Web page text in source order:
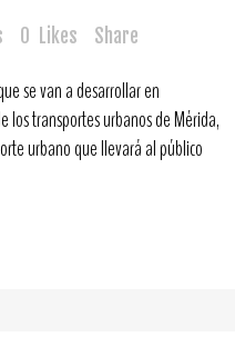
0 Likes Share
se van a desarrollar en
los transportes urbanos de Mérida,
urbano que llevará al público